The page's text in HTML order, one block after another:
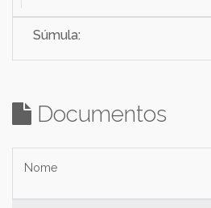
Súmula:
Documentos
Nome